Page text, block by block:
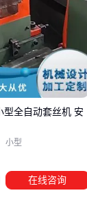
高压机型就需
套设备性能会
单
自动黄油枪的工
不仅出油压力骤
低温型
上环境充电，
型全自动套丝机 安
小型
在线咨询